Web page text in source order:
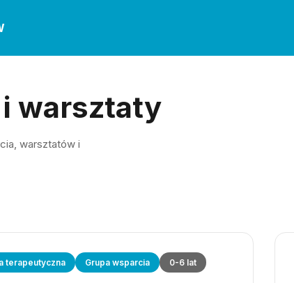
warsztaty
warsztatów i
terapeutyczna Grupa wsparcia 0-6 lat